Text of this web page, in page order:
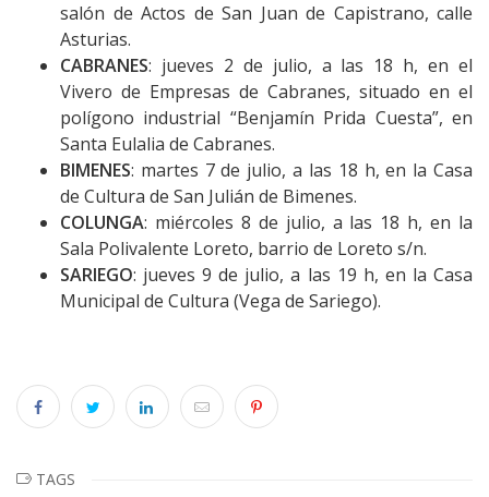
salón de Actos de San Juan de Capistrano, calle
Asturias.
CABRANES: jueves 2 de julio, a las 18 h, en el
Vivero de Empresas de Cabranes, situado en el
polígono industrial “Benjamín Prida Cuesta”, en
Santa Eulalia de Cabranes.
BIMENES: martes 7 de julio, a las 18 h, en la Casa
de Cultura de San Julián de Bimenes.
COLUNGA: miércoles 8 de julio, a las 18 h, en la
Sala Polivalente Loreto, barrio de Loreto s/n.
SARIEGO: jueves 9 de julio, a las 19 h, en la Casa
Municipal de Cultura (Vega de Sariego).
TAGS